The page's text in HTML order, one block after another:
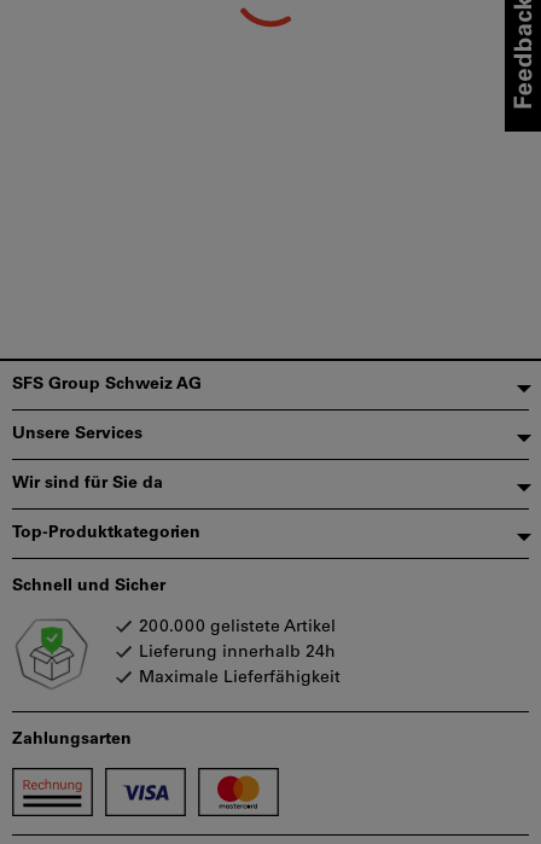
Fußzeile
SFS Group Schweiz AG
Unsere Services
Wir sind für Sie da
Top-Produktkategorien
Zahlungsarten
Schnell und Sicher
200.000 gelistete Artikel
Lieferung innerhalb 24h
Maximale Lieferfähigkeit